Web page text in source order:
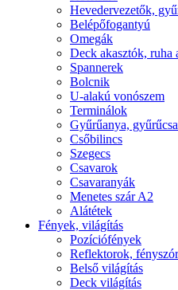
Hevedervezetők,
Belépőfogantyú
Omegák
Deck akasztók, ruha
Spannerek
Bolcnik
U-alakú vonószem
Terminálok
Gyűrűanya,
Csőbilincs
Szegecs
Csavarok
Csavaranyák
Menetes szár A2
Alátétek
Fények, világítás
Pozíciófények
Reflektorok,
Belső világítás
Deck világítás